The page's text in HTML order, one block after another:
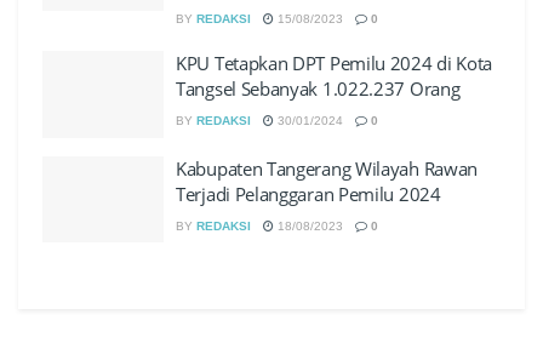
BY REDAKSI 15/08/2023 0
KPU Tetapkan DPT Pemilu 2024 di Kota
Tangsel Sebanyak 1.022.237 Orang
BY REDAKSI 30/01/2024 0
Kabupaten Tangerang Wilayah Rawan
Terjadi Pelanggaran Pemilu 2024
BY REDAKSI 18/08/2023 0